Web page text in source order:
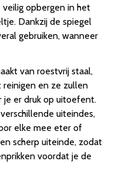
opbergen in het
Dankzij de spiegel
gebruiken, wanneer
van roestvrij staal,
reinigen en ze zullen
je er druk op uitoefent.
uiteindes,
elke mee eter of
scherp uiteinde, zodat
voordat je de